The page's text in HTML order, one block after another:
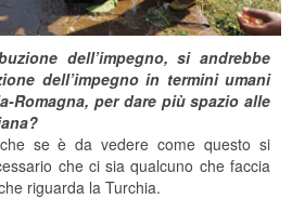
dell’impegno, si andrebbe
dell’impegno in termini umani
Romagna, per dare più spazio alle
se è da vedere come questo si
che ci sia qualcuno che faccia
riguarda la Turchia.